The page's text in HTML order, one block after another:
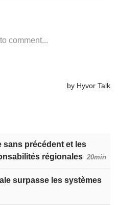
sans précédent et les
régionales 20min
surpasse les systèmes